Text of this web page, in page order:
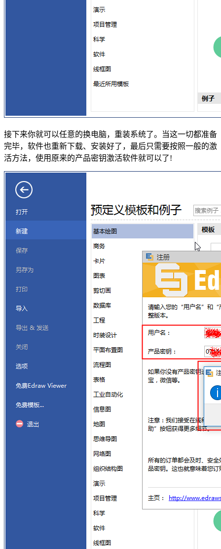
接下来你就可以任意的换电脑，重装系统了。当这一切都准备
完毕，软件也重新下载、安装好了，最后只需要按照一般的激
活方法，使用原来的产品密钥激活软件就可以了!